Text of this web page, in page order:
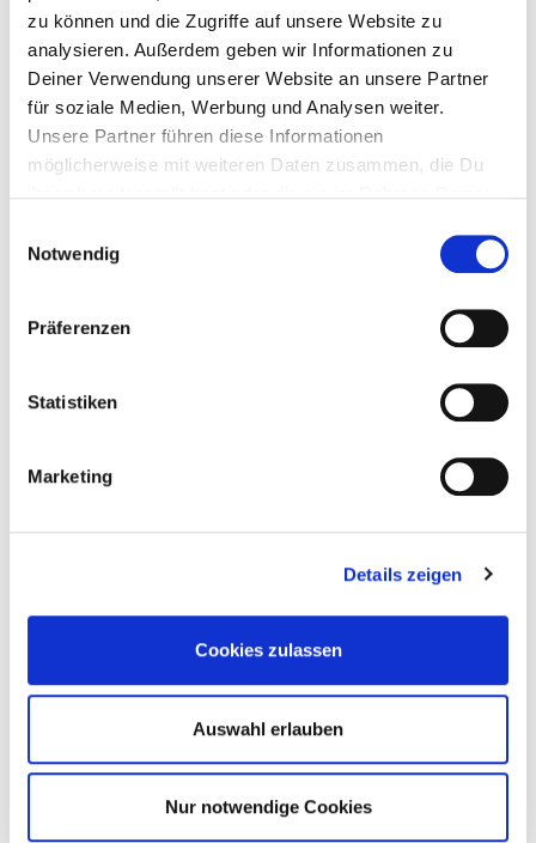
zu können und die Zugriffe auf unsere Website zu
analysieren. Außerdem geben wir Informationen zu
Deiner Verwendung unserer Website an unsere Partner
für soziale Medien, Werbung und Analysen weiter.
Unsere Partner führen diese Informationen
möglicherweise mit weiteren Daten zusammen, die Du
Notwendig
Präferenzen
Statistiken
Marketing
Details zeigen
Cookies zulassen
Auswahl erlauben
Nur notwendige Cookies
Keine
Tierversuche
natürliche
Inhaltsstoffe
Qualität und Service zeichnen
Wir setzen dabei auf das
Gütesiegel„Handmade in
saarländischen Manufaktur.